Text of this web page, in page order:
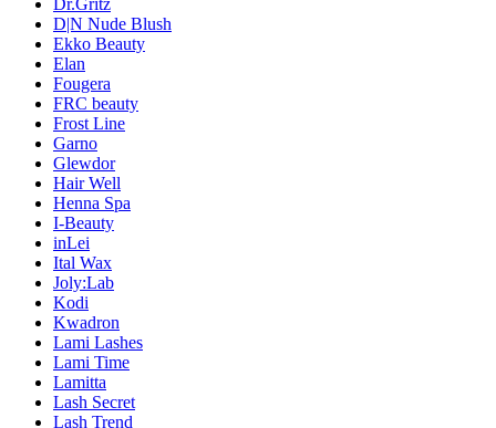
Dr.Gritz
D|N Nude Blush
Ekko Beauty
Elan
Fougera
FRC beauty
Frost Line
Garno
Glewdor
Hair Well
Henna Spa
I-Beauty
inLei
Ital Wax
Joly:Lab
Kodi
Kwadron
Lami Lashes
Lami Time
Lamitta
Lash Secret
Lash Trend